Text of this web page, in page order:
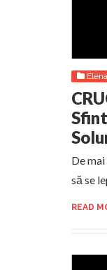
De
să se
READ